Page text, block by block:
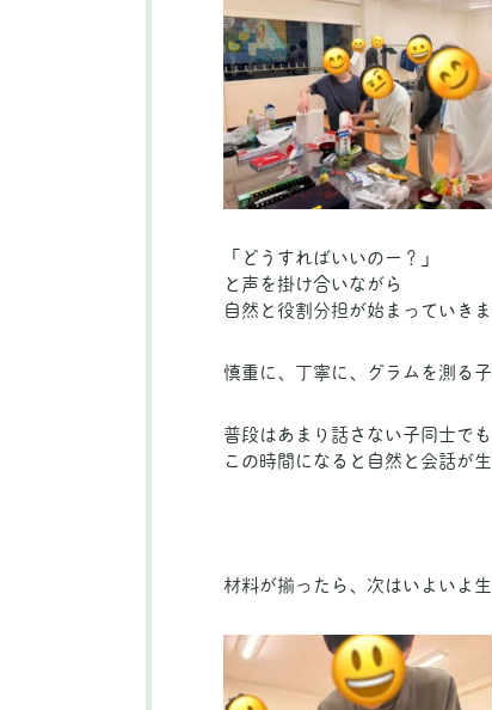
「どうすればいいのー？」
と声を掛け合いながら
自然と役割分担が始まっていきま
慎重に、丁寧に、グラムを測る子
普段はあまり話さない子同士でも
この時間になると自然と会話が
材料が揃ったら、次はいよいよ生